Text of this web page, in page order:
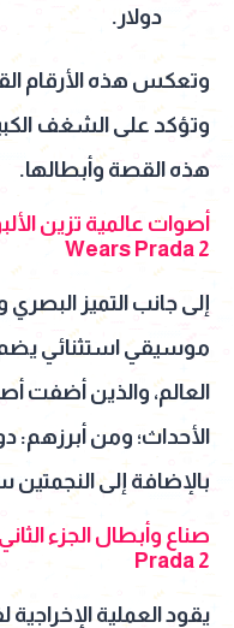
دولار.
وتعكس هذه الأرقام
وتؤكد على الشغف
هذه القصة وأبطالها.
Wears Prada 2
إلى جانب التميز البصري
موسيقي استثنائي يضم
العالم، والذين أضفت
الأحداث؛ ومن أبرزهم:
بالإضافة إلى النجمتين
Prada 2